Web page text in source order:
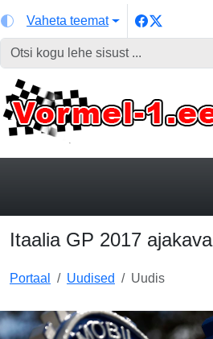
Vaheta teemat
Itaalia GP 2017 ajakava
Portaal Uudised Uudis